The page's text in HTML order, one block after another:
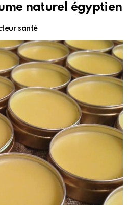
naturel égyptien
santé